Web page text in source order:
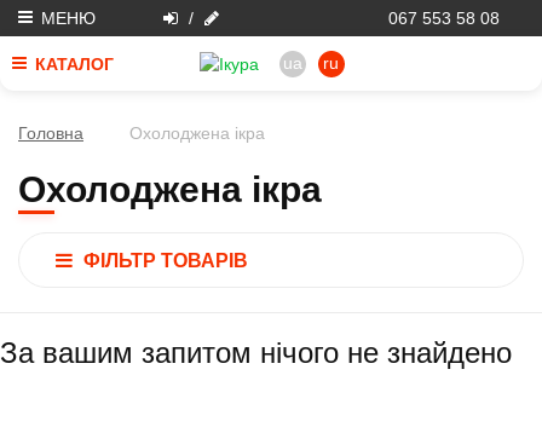
МЕНЮ / 067 553 58 08
ua ru
КАТАЛОГ
Головна Охолоджена ікра
Охолоджена ікра
ФІЛЬТР ТОВАРІВ
За вашим запитом нічого не знайдено